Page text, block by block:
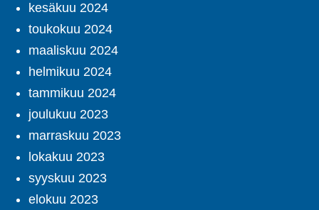
kesäkuu 2024
toukokuu 2024
maaliskuu 2024
helmikuu 2024
tammikuu 2024
joulukuu 2023
marraskuu 2023
lokakuu 2023
syyskuu 2023
elokuu 2023